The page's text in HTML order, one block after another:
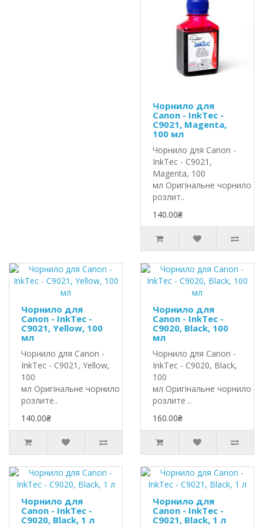
Чорнило для
Canon - InkTec -
C9021, Magenta,
100 мл
Чорнило для Canon -
InkTec - C9021,
Magenta, 100
мл Оригінальне чорнило
розлит..
140.00₴
Чорнило для
Canon - InkTec -
C9021, Yellow, 100
мл
Чорнило для Canon -
InkTec - C9021, Yellow,
100
мл Оригінальне чорнило InkTec
розлите..
140.00₴
Чорнило для
Canon - InkTec -
C9020, Black, 100
мл
Чорнило для Canon -
InkTec - C9020, Black,
100
мл Оригінальне чорнило
розлите ..
160.00₴
Чорнило для
Canon - InkTec -
C9020, Black, 1 л
Чорнило для
Canon - InkTec -
C9021, Black, 1 л